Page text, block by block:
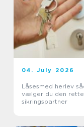
04. July 2026
Låsesmed herlev sådan
vælger du den rette
sikringspartner